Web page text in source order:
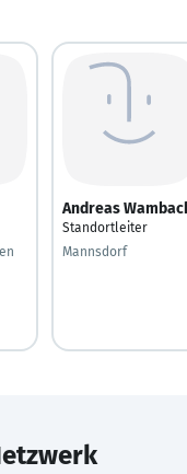
Andreas
Standortleiter
Mannsdorf